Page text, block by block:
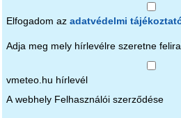
Elfogadom az adatvédelmi
Adja meg mely hírlevélre szeretne
vmeteo.hu hírlevél
A webhely Felhasználói szerződése